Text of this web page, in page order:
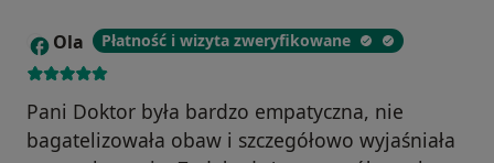
O Ola Płatność i wizyta zweryfikowane
Pani Doktor była bardzo empatyczna, nie
bagatelizowała obaw i szczegółowo wyjaśniała